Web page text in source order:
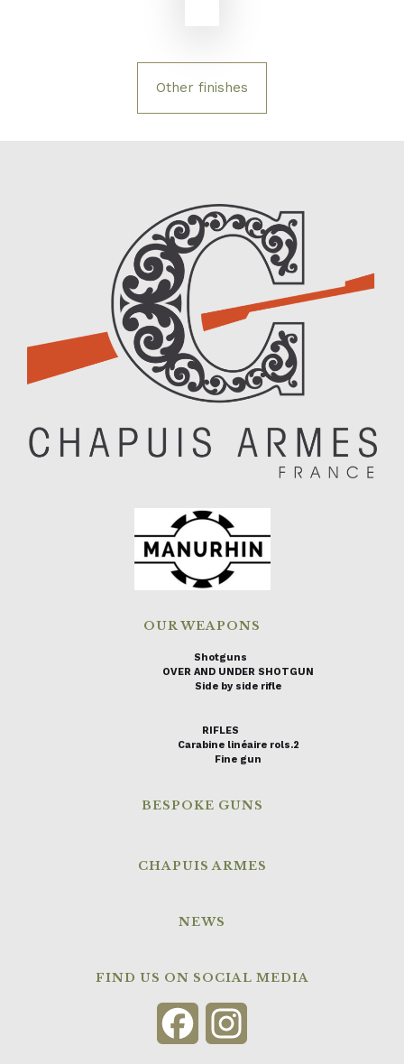
Other finishes
OUR WEAPONS
Shotguns
OVER AND UNDER SHOTGUN
Side by side rifle
RIFLES
Carabine linéaire rols.2
Fine gun
BESPOKE GUNS
CHAPUIS ARMES
NEWS
FIND US ON SOCIAL MEDIA
Facebook